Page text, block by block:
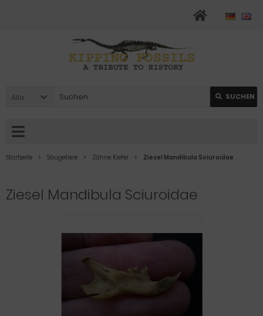
Alle SUCHEN
Startseite Säugetiere Zähne, Kiefer Ziesel Mandibula Sciuroidae
Ziesel Mandibula Sciuroidae